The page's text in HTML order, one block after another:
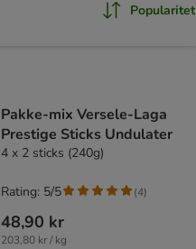
Popularitet
Pakke-mix Versele-Laga
Prestige Sticks Undulater
4 x 2 sticks (240g)
48,90 kr
203,80 kr / kg
Rating: 5/5 (4)